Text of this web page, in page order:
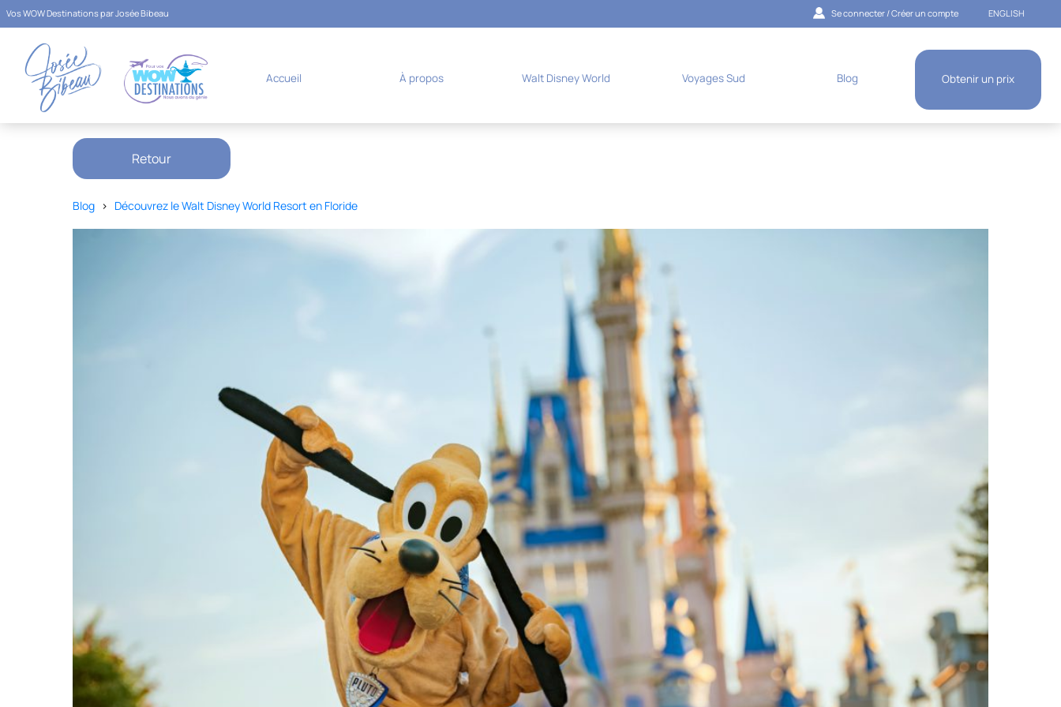
Vos WOW Destinations par Josée Bibeau Se connecter / Créer un compte ENGLISH
Accueil À propos Walt Disney World Voyages Sud Blog Obtenir un prix
Retour
Blog > Découvrez le Walt Disney World Resort en Floride